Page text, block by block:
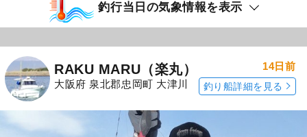
釣行当日の気象情報を表示
RAKU MARU（楽丸）
大阪府 泉北郡忠岡町 大津川
14日前
釣り船詳細を見る